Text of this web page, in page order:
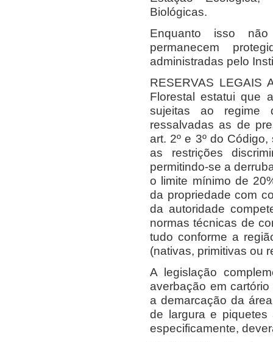
Biológicas.
Enquanto isso
permanecem
administradas pelo
RESERVAS LEGAIS
Florestal estatui que
sujeitas ao regime
ressalvadas as de
art. 2º e 3º do
as restrições
permitindo-se a
o limite mínimo de
da propriedade com
da autoridade
normas técnicas de
tudo conforme a
(nativas, primitivas ou
A legislação
averbação em
a demarcação da
de largura e piquetes
especificamente,